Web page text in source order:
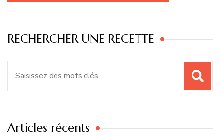
RECHERCHER UNE RECETTE
Articles récents